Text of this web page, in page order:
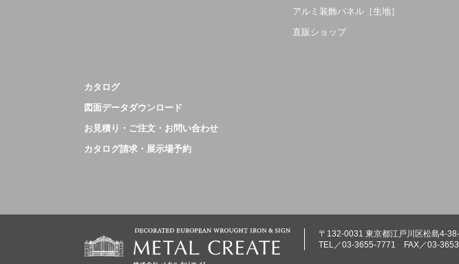
アルミ装飾パネル［生地］
直販ショップ
カタログ
図面データダウンロード
お見積り・ご注文・お問い合わせ
カタログ請求・展示場予約
〒132-0031 東京都江戸川区松島4-
TEL／03-3655-7771 FAX／03-